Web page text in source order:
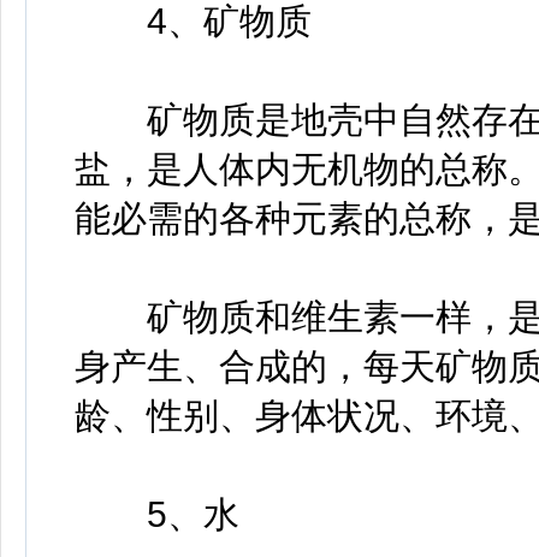
4、矿物质
矿物质是地壳中自然存在
盐，是人体内无机物的总称
能必需的各种元素的总称，
矿物质和维生素一样，是
身产生、合成的，每天矿物
龄、性别、身体状况、环境
5、水